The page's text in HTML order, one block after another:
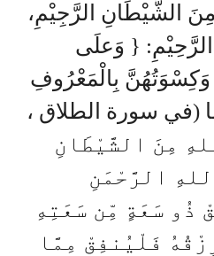
مِنَ الشَّيْطَانِ الرَّجِيْمِ،
{ وَعلَى
وَكِسْوَتُهُنَّ بِالْمَعْرُوفِ
(في سورة الطلاق ،
مِنَ الشَّيْطَانِ
الرَّحْمَنِ
ذُو سَعَةٍ مِّن سَعَتِهِ
فَلْيُنفِقْ مِمَّا